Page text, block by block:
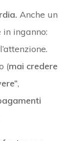
Anche un
inganno:
(mai credere
,